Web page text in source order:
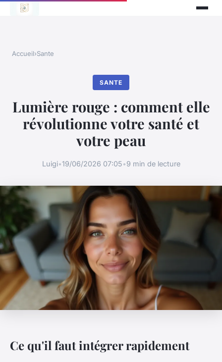
Accueil›Sante
SANTE
Lumière rouge : comment elle
révolutionne votre santé et
votre peau
Luigi•19/06/2026 07:05•9 min de lecture
Ce qu'il faut intégrer rapidement